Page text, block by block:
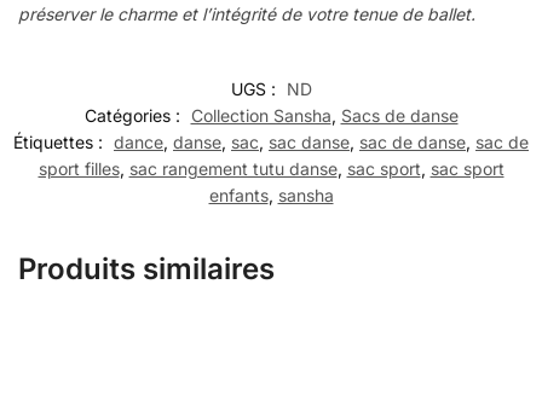
préserver le charme et l’intégrité de votre tenue de ballet.
UGS :
ND
Catégories :
Collection Sansha, Sacs de danse
Étiquettes : dance, danse, sac, sac danse, sac de danse, sac de
sport filles, sac rangement tutu danse, sac sport, sac sport
enfants, sansha
Produits similaires